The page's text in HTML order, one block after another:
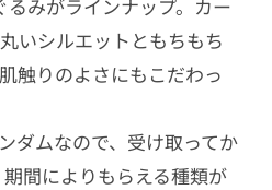
みがラインナップ。カー
いシルエットともちもち
触りのよさにもこだわっ
ダムなので、受け取ってか
間によりもらえる種類が